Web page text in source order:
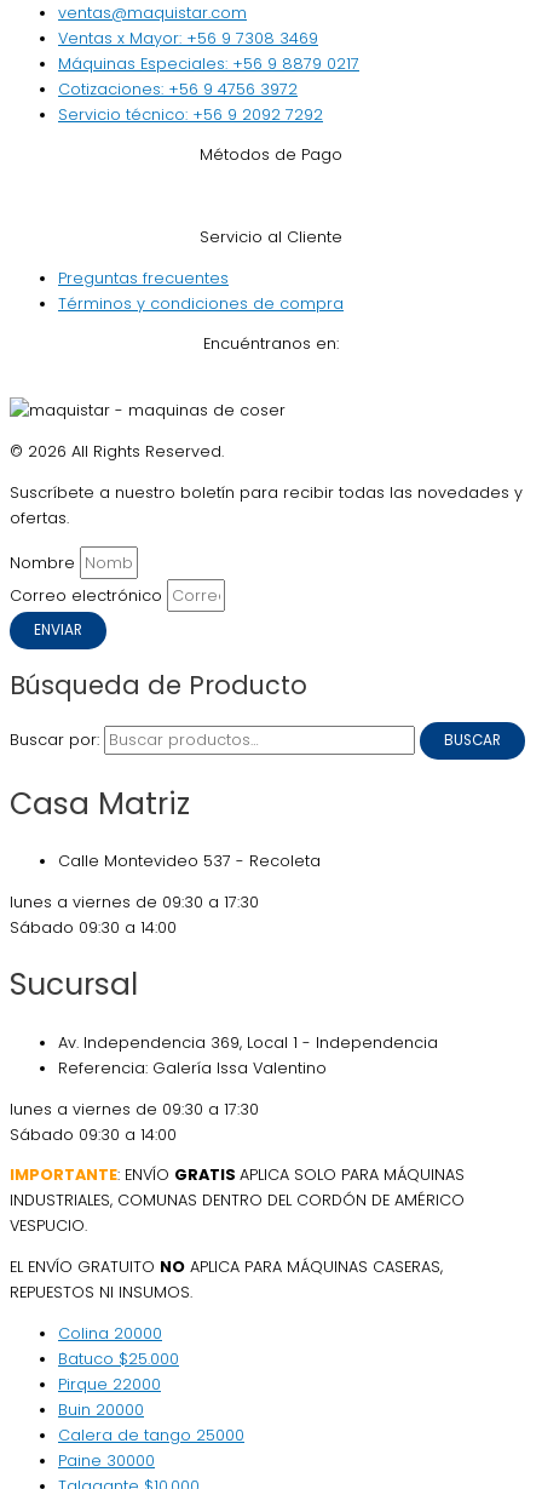
ventas@maquistar.com
Ventas x Mayor: +56 9 7308 3469
Máquinas Especiales: +56 9 8879 0217
Cotizaciones: +56 9 4756 3972
Servicio técnico: +56 9 2092 7292
Métodos de Pago
Servicio al Cliente
Preguntas frecuentes
Términos y condiciones de compra
Encuéntranos en:
© 2026 All Rights Reserved.
Suscríbete a nuestro boletín para recibir todas las novedades y
ofertas.
Nombre
Correo electrónico
ENVIAR
Búsqueda de Producto
Buscar por: BUSCAR
Casa Matriz
Calle Montevideo 537 - Recoleta
lunes a viernes de 09:30 a 17:30
Sábado 09:30 a 14:00
Sucursal
Av. Independencia 369, Local 1 - Independencia
Referencia: Galería Issa Valentino
lunes a viernes de 09:30 a 17:30
Sábado 09:30 a 14:00
IMPORTANTE: ENVÍO GRATIS APLICA SOLO PARA MÁQUINAS
INDUSTRIALES, COMUNAS DENTRO DEL CORDÓN DE AMÉRICO
VESPUCIO.
EL ENVÍO GRATUITO NO APLICA PARA MÁQUINAS CASERAS,
REPUESTOS NI INSUMOS.
Colina 20000
Batuco $25.000
Pirque 22000
Buin 20000
Calera de tango 25000
Paine 30000